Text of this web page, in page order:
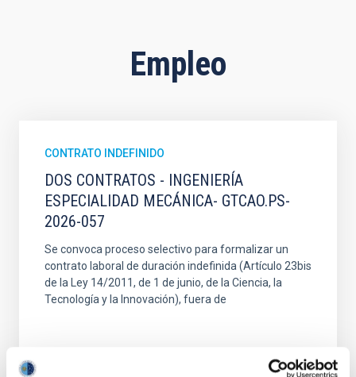
Empleo
CONTRATO INDEFINIDO
DOS CONTRATOS - INGENIERÍA
ESPECIALIDAD MECÁNICA- GTCAO.PS-
2026-057
Se convoca proceso selectivo para formalizar un
contrato laboral de duración indefinida (Artículo 23bis
de la Ley 14/2011, de 1 de junio, de la Ciencia, la
Tecnología y la Innovación), fuera de